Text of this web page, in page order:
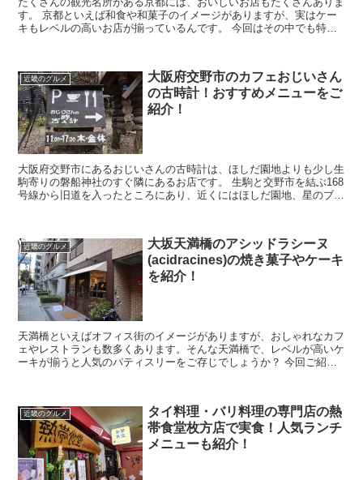
す。 京都といえば和食や和菓子のイメージがありますが、実はケー
キもレベルの高いお店が揃っているんです。 今回はその中でも特に
近畿のグルメ
大阪府交野市のカフェおじいさん
の古時計！おすすめメニューをご
紹介！
大阪府交野市にあるおじいさんの古時計は、ほしだ園地よりも少し生
駒寄りの磐船神社のすぐ隣にあるお店です。 生駒と交野市を結ぶ168
号線から旧道を入ったところにあり、近くにはほしだ園地、星のブラ
近畿のグルメ
大坂天満橋のアシッドラシーヌ
(acidracines)の焼き菓子やケーキ
を紹介！
天満橋といえばオフィス街のイメージがありますが、おしゃれなカフ
ェやレストランも数多くあります。そんな天満橋で、レベルが高いケ
ーキが揃うと人気のパティスリーをご存じでしょうか？ 今回ご紹介
近畿のグルメ
タイ料理・バリ料理の専門店の熱
帯食堂枚方店で実食！人気ランチ
メニューも紹介！